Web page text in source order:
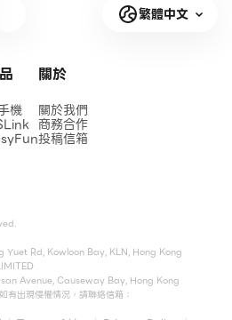
繁體中文
機
關於
關於我們
商務合作
投稿信箱
Yuet Rd, Kowloon Bay, KLN, Hong Kong
Avenue, Causeway Bay, Hong Kong
有出現侵權情況，請聯絡信箱：